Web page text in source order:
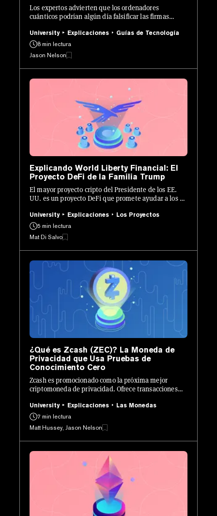
Los expertos advierten que los ordenadores
cuánticos podrían algún día falsificar las firmas
autorizadas.
University Explicaciones
Guías de Tecnología
8 min lectura
Jason Nelson
Explicando World Liberty Financial: El
Proyecto DeFi de la Familia Trump
El mayor proyecto cripto del Presidente de los EE.
UU. es un proyecto DeFi que promete ayudar a los no
University Explicaciones
Los Proyectos
5 min lectura
Mat Di Salvo
¿Qué es Zcash (ZEC)? La Moneda de
Privacidad que Usa Pruebas de
Conocimiento Cero
Zcash es promocionado como la próxima mejor
criptomoneda de privacidad. Ofrece transacciones
criptomonedas sean tan anónimas como el efectivo.
University Explicaciones
Las Monedas
7 min lectura
Matt Hussey, Jason Nelson